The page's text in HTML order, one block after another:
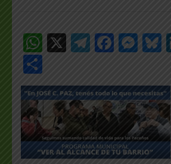
WhatsApp
X Telegram